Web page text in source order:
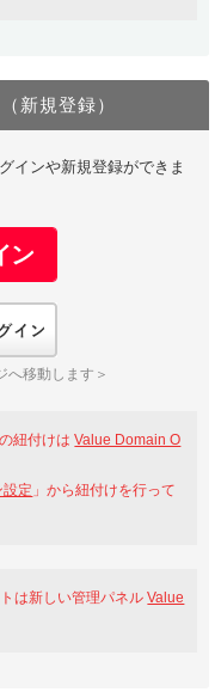
グイン
Amazon
のログイン画面へ遷移します
ント作成
Yahoo!
新規登録）
インや新規登録ができま
へ移動します＞
紐付けはValue Domain O
設定 」から紐付けを行って
は新しい管理パネルValue